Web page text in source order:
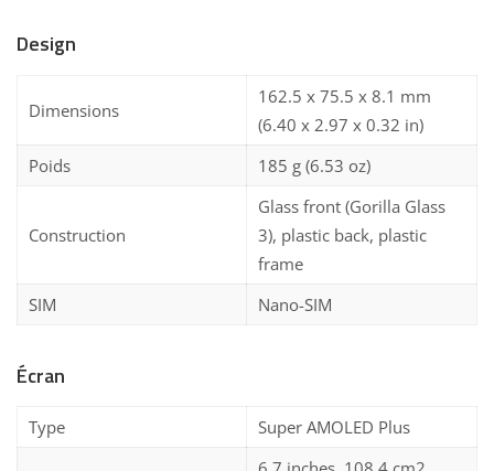
Design
Dimensions
162.5 x 75.5 x 8.1 mm
(6.40 x 2.97 x 0.32 in)
Poids
185 g (6.53 oz)
Construction
Glass front (Gorilla Glass
3), plastic back, plastic
frame
SIM
Nano-SIM
Écran
Type Super AMOLED Plus